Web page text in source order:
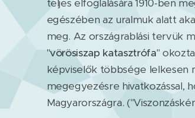
teljes elfoglalására 1910-ben
egészében az uralmuk alatt
meg. Az országrablási tervük
"vörösiszap katasztrófa"
képviselők többsége lelkesen
megegyezésre hivatkozással,
Magyarországra.